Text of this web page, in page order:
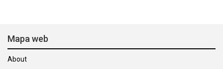
Mapa web
About